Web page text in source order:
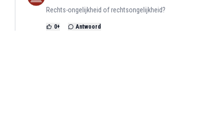
Rechts-ongelijkheid of rechtsongelijkheid?
0+ Antwoord